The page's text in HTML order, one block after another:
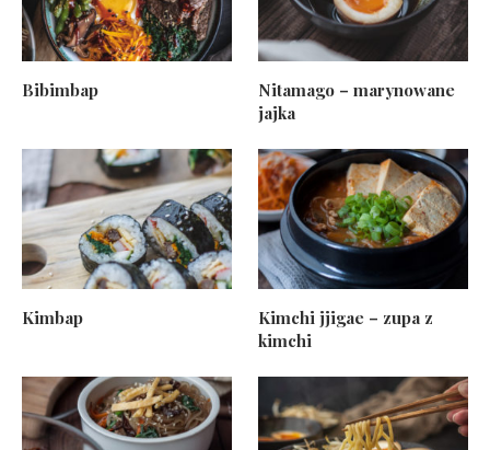
Bibimbap
Nitamago – marynowane
jajka
Kimbap
Kimchi jjigae – zupa z
kimchi